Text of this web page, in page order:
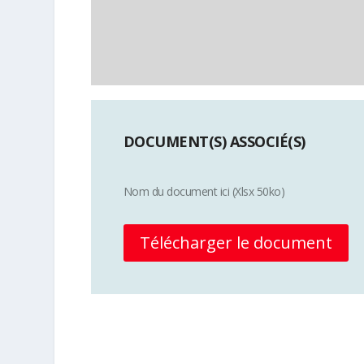
DOCUMENT(S) ASSOCIÉ(S)
Nom du document ici (Xlsx 50ko)
Télécharger le document